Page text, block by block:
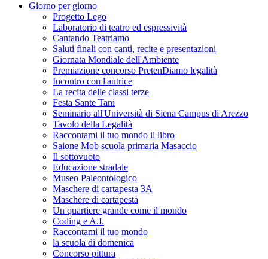
Giorno per giorno
Progetto Lego
Laboratorio di teatro ed espressività
Cantando Teatriamo
Saluti finali con canti, recite e presentazioni
Giornata Mondiale dell'Ambiente
Premiazione concorso PretenDiamo legalità
Incontro con l'autrice
La recita delle classi terze
Festa Sante Tani
Seminario all'Università di Siena Campus di Arezzo
Tavolo della Legalità
Raccontami il tuo mondo il libro
Saione Mob scuola primaria Masaccio
Il sottovuoto
Educazione stradale
Museo Paleontologico
Maschere di cartapesta 3A
Maschere di cartapesta
Un quartiere grande come il mondo
Coding e A.I.
Raccontami il tuo mondo
la scuola di domenica
Concorso pittura